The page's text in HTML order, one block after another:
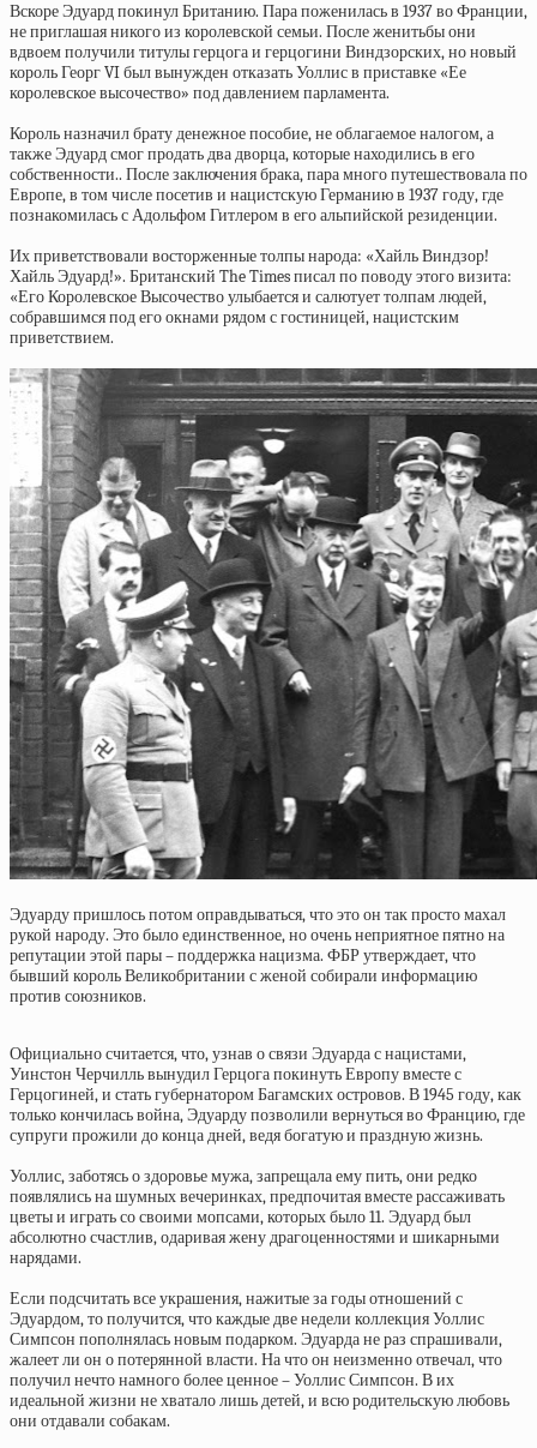
Вскоре Эдуард покинул Британию. Пара поженилась в 1937 во Франции,
не приглашая никого из королевской семьи. После женитьбы они
вдвоем получили титулы герцога и герцогини Виндзорских, но новый
король Георг VI был вынужден отказать Уоллис в приставке «Ее
королевское высочество» под давлением парламента.
Король назначил брату денежное пособие, не облагаемое налогом, а
также Эдуард смог продать два дворца, которые находились в его
собственности.. После заключения брака, пара много путешествовала по
Европе, в том числе посетив и нацистскую Германию в 1937 году, где
познакомилась с Адольфом Гитлером в его альпийской резиденции.
Их приветствовали восторженные толпы народа: «Хайль Виндзор!
Хайль Эдуард!». Британский The Times писал по поводу этого визита:
«Его Королевское Высочество улыбается и салютует толпам людей,
собравшимся под его окнами рядом с гостиницей, нацистским
приветствием.
Эдуарду пришлось потом оправдываться, что это он так просто махал
рукой народу. Это было единственное, но очень неприятное пятно на
репутации этой пары – поддержка нацизма. ФБР утверждает, что
бывший король Великобритании с женой собирали информацию
против союзников.
Официально считается, что, узнав о связи Эдуарда с нацистами,
Уинстон Черчилль вынудил Герцога покинуть Европу вместе с
Герцогиней, и стать губернатором Багамских островов. В 1945 году, как
только кончилась война, Эдуарду позволили вернуться во Францию, где
супруги прожили до конца дней, ведя богатую и праздную жизнь.
Уоллис, заботясь о здоровье мужа, запрещала ему пить, они редко
появлялись на шумных вечеринках, предпочитая вместе рассаживать
цветы и играть со своими мопсами, которых было 11. Эдуард был
абсолютно счастлив, одаривая жену драгоценностями и шикарными
нарядами.
Если подсчитать все украшения, нажитые за годы отношений с
Эдуардом, то получится, что каждые две недели коллекция Уоллис
Симпсон пополнялась новым подарком. Эдуарда не раз спрашивали,
жалеет ли он о потерянной власти. На что он неизменно отвечал, что
получил нечто намного более ценное – Уоллис Симпсон. В их
идеальной жизни не хватало лишь детей, и всю родительскую любовь
они отдавали собакам.